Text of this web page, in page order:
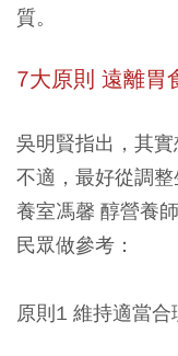
質。
7大原則 遠離胃
吳明賢指出，其
不適，最好從調
養室馮馨 醇營養
民眾做參考：
原則1 維持適當合